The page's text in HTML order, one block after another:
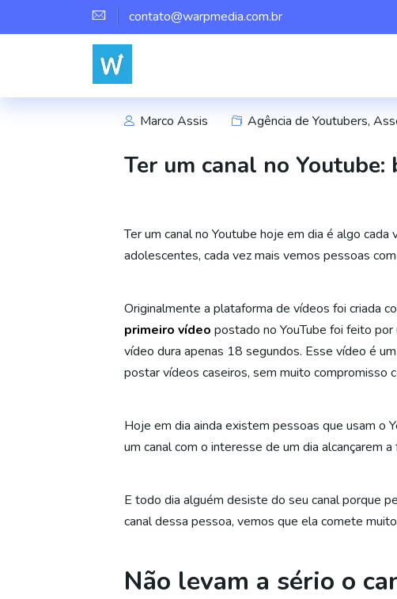
contato@warpmedia.com.br
Marco Assis Agência de Youtubers,
Ter um canal no Youtube:
Ter um canal no Youtube hoje em dia é algo
adolescentes, cada vez mais vemos pessoas
Originalmente a plataforma de vídeos foi criada
primeiro vídeo postado no YouTube foi feito
vídeo dura apenas 18 segundos. Esse vídeo é
postar vídeos caseiros, sem muito compromisso
Hoje em dia ainda existem pessoas que usam o
um canal com o interesse de um dia alcançarem
E todo dia alguém desiste do seu canal porque
canal dessa pessoa, vemos que ela comete
Não levam a sério o